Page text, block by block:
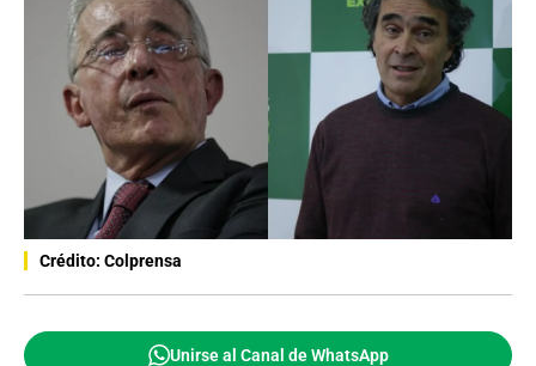
Crédito: Colprensa
Unirse al Canal de WhatsApp